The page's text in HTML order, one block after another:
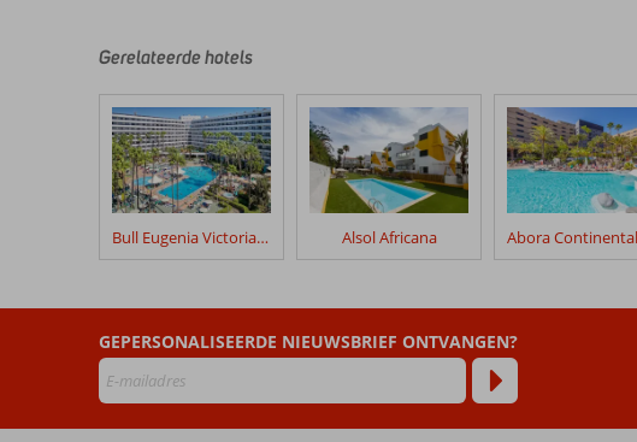
door
klanten
geschreven
na
hun
verblijf
Rey
Beoordelingen
die
ouder
zijn
dan
Gerelateerde hotels
Bull Eugenia Victoria & Spa Alsol Africana
GEPERSONALISEERDE NIEUWSBRIEF ONTVANGEN?